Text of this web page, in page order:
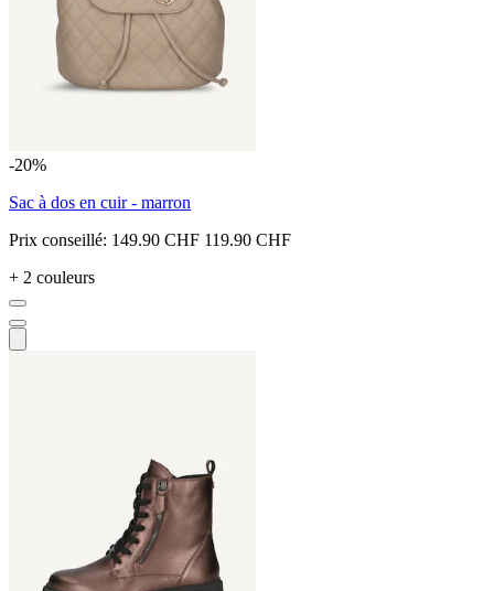
-20%
Sac à dos en cuir - marron
Prix conseillé: 149.90 CHF 119.90 CHF
+ 2 couleurs